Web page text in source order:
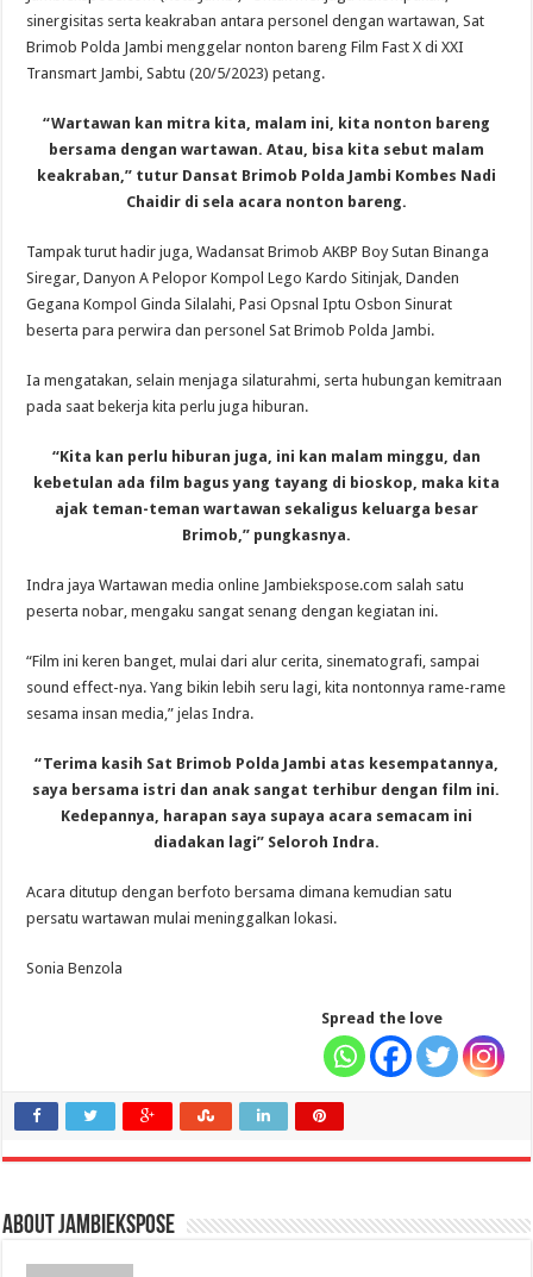
sinergisitas serta keakraban antara personel dengan wartawan, Sat
Brimob Polda Jambi menggelar nonton bareng Film Fast X di XXI
Transmart Jambi, Sabtu (20/5/2023) petang.
“Wartawan kan mitra kita, malam ini, kita nonton bareng
bersama dengan wartawan. Atau, bisa kita sebut malam
keakraban,” tutur Dansat Brimob Polda Jambi Kombes Nadi
Chaidir di sela acara nonton bareng.
Tampak turut hadir juga, Wadansat Brimob AKBP Boy Sutan Binanga
Siregar, Danyon A Pelopor Kompol Lego Kardo Sitinjak, Danden
Gegana Kompol Ginda Silalahi, Pasi Opsnal Iptu Osbon Sinurat
beserta para perwira dan personel Sat Brimob Polda Jambi.
Ia mengatakan, selain menjaga silaturahmi, serta hubungan kemitraan
pada saat bekerja kita perlu juga hiburan.
“Kita kan perlu hiburan juga, ini kan malam minggu, dan
kebetulan ada film bagus yang tayang di bioskop, maka kita
ajak teman-teman wartawan sekaligus keluarga besar
Brimob,” pungkasnya.
Indra jaya Wartawan media online Jambiekspose.com salah satu
peserta nobar, mengaku sangat senang dengan kegiatan ini.
“Film ini keren banget, mulai dari alur cerita, sinematografi, sampai
sound effect-nya. Yang bikin lebih seru lagi, kita nontonnya rame-rame
sesama insan media,” jelas Indra.
“Terima kasih Sat Brimob Polda Jambi atas kesempatannya,
saya bersama istri dan anak sangat terhibur dengan film ini.
Kedepannya, harapan saya supaya acara semacam ini
diadakan lagi” Seloroh Indra.
Acara ditutup dengan berfoto bersama dimana kemudian satu
persatu wartawan mulai meninggalkan lokasi.
Sonia Benzola
Spread the love
About jambiekspose